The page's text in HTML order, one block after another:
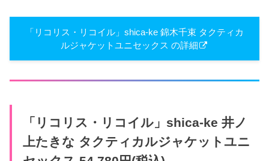
「リコリス・リコイル」shica-ke 錦木千束 タクティカ
ルジャケットユニセックス の詳細
「リコリス・リコイル」shica-ke 井ノ
上たきな タクティカルジャケットユニ